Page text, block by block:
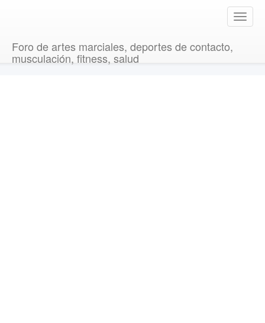
T
o
Foro de artes marciales, deportes de contacto,
musculación, fitness, salud